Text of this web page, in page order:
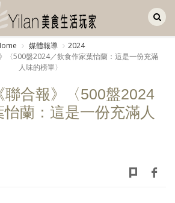
媒體報導
2024
〈500盤2024／飲食作家葉怡蘭：這是一份充滿
人味的榜單〉
聯合報》〈500盤2024
怡蘭：這是一份充滿人